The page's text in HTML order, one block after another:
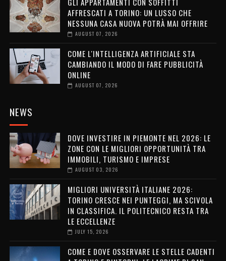
AFFRESCATI A TORINO: UN LUSSO CHE
NESSUNA CASA NUOVA POTRÀ MAI OFFRIRE
AUGUST 07, 2026
COME L'INTELLIGENZA ARTIFICIALE STA
CAMBIANDO IL MODO DI FARE PUBBLICITÀ
ONLINE
AUGUST 07, 2026
NEWS
DOVE INVESTIRE IN PIEMONTE NEL 2026: LE
ZONE CON LE MIGLIORI OPPORTUNITÀ TRA
IMMOBILI, TURISMO E IMPRESE
AUGUST 03, 2026
MIGLIORI UNIVERSITÀ ITALIANE 2026:
TORINO CRESCE NEI PUNTEGGI, MA SCIVOLA
IN CLASSIFICA. IL POLITECNICO RESTA TRA
LE ECCELLENZE
JULY 15, 2026
COME E DOVE OSSERVARE LE STELLE CADENTI